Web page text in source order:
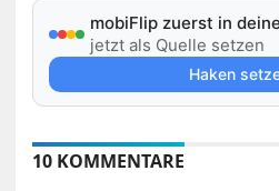
mobiFlip zuerst in
jetzt als Quelle setzen
Haken
10 KOMMENTARE